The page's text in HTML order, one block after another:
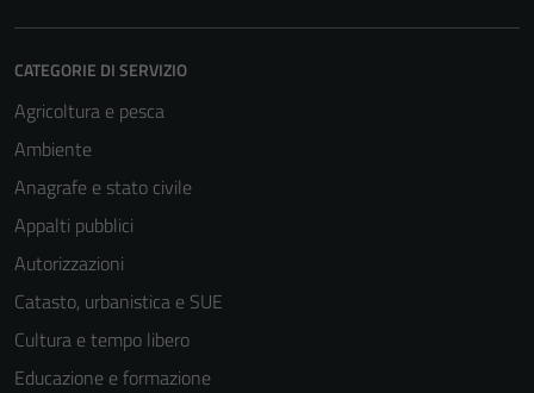
CATEGORIE DI SERVIZIO
Agricoltura e pesca
Ambiente
Anagrafe e stato civile
Appalti pubblici
Autorizzazioni
Catasto, urbanistica e SUE
Cultura e tempo libero
Educazione e formazione